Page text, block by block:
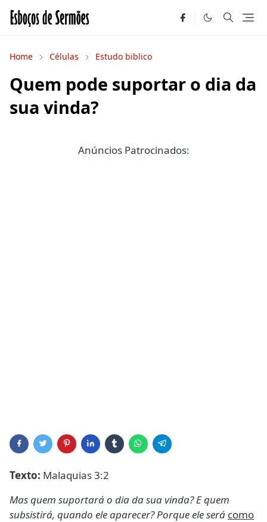
Home Células Estudo biblico
Quem pode suportar o dia da
sua vinda?
Anúncios Patrocinados:
Texto: Malaquias 3:2
Mas quem suportará o dia da sua vinda? E quem
subsistirá, quando ele aparecer? Porque ele será como